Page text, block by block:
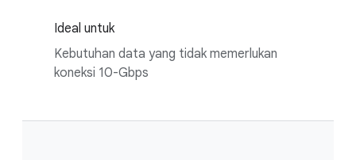
Ideal untuk
Kebutuhan data yang tidak memerlukan
koneksi 10-Gbps